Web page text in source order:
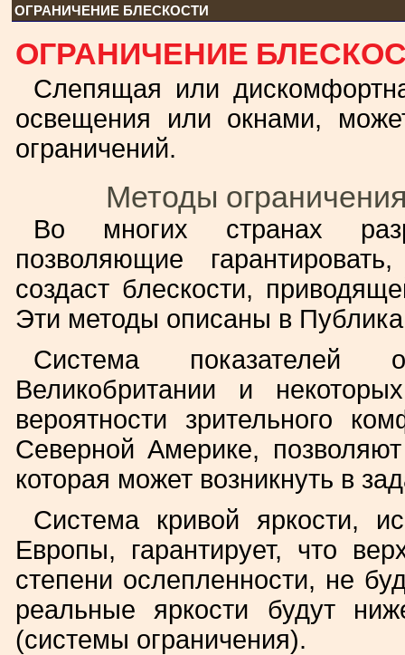
ОГРАНИЧЕНИЕ БЛЕСКОСТИ
ОГРАНИЧЕНИЕ
Слепящая или
освещения или окнами,
ограничений.
Методы
Во многих странах
позволяющие
создаст блескости,
Эти методы описаны в
Система показателей
Великобритании и
вероятности зрительного
Северной Америке,
которая может возникнуть в
Система кривой яркости,
Европы, гарантирует, что
степени ослепленности, не
реальные яркости будут
(системы ограничения).